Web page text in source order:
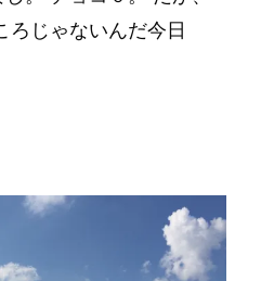
ろじゃないんだ今日